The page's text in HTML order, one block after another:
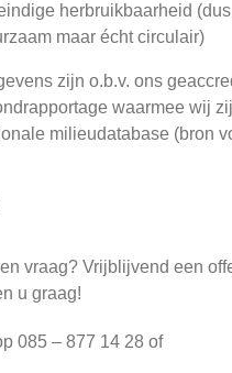
herbruikbaarheid
maar écht circulair)
zijn o.b.v. ons
waarmee wij
milieudatabase (bron
vraag? Vrijblijvend een
u graag!
085 – 877 14 28 of